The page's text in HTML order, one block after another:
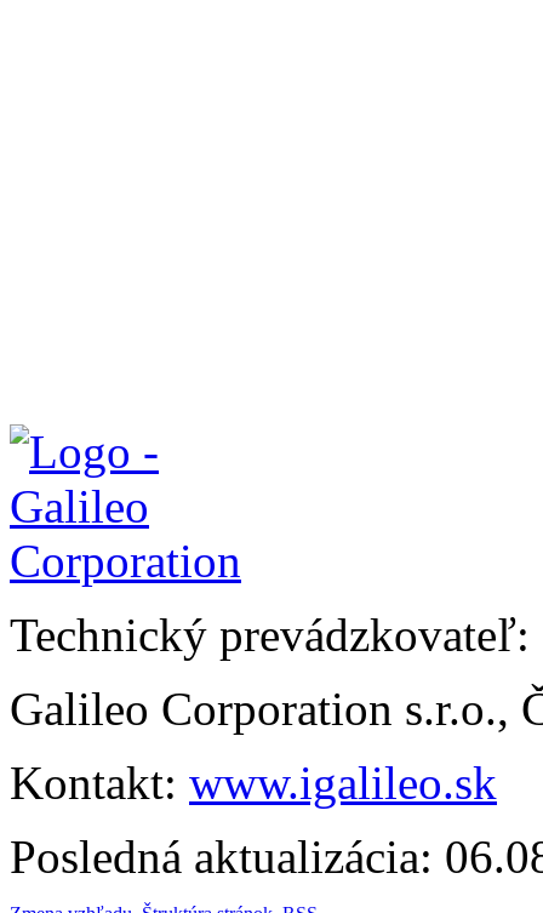
Technický prevádzkovateľ:
Galileo Corporation s.r.o.,
Kontakt: www.igalileo.sk
Posledná aktualizácia: